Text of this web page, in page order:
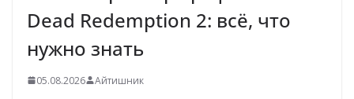
Dead Redemption 2: всё, что
нужно знать
05.08.2026 Айтишник